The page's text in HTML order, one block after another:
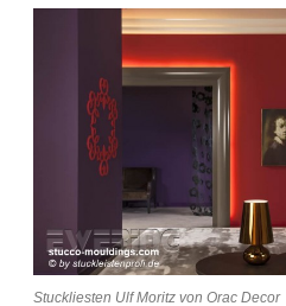
Stuckliesten Ulf Moritz von Orac Decor